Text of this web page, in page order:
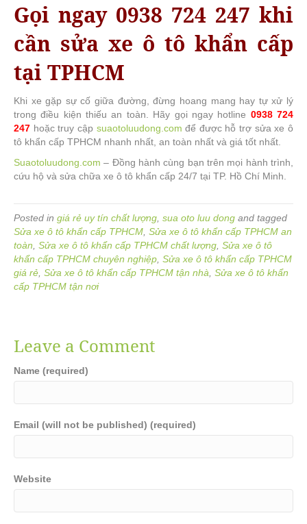
Gọi ngay 0938 724 247 khi
cần sửa xe ô tô khẩn cấp
tại TPHCM
Khi xe gặp sự cố giữa đường, đừng hoang mang hay tự xử lý
trong điều kiện thiếu an toàn. Hãy gọi ngay hotline 0938 724
247 hoặc truy cập suaotoluudong.com để được hỗ trợ sửa xe ô
tô khẩn cấp TPHCM nhanh nhất, an toàn nhất và giá tốt nhất.
Suaotoluudong.com – Đồng hành cùng bạn trên mọi hành trình,
cứu hộ và sửa chữa xe ô tô khẩn cấp 24/7 tại TP. Hồ Chí Minh.
Posted in giá rẻ uy tín chất lượng, sua oto luu dong and tagged
Sửa xe ô tô khẩn cấp TPHCM, Sửa xe ô tô khẩn cấp TPHCM an
toàn, Sửa xe ô tô khẩn cấp TPHCM chất lượng, Sửa xe ô tô
khẩn cấp TPHCM chuyên nghiệp, Sửa xe ô tô khẩn cấp TPHCM
giá rẻ, Sửa xe ô tô khẩn cấp TPHCM tận nhà, Sửa xe ô tô khẩn
cấp TPHCM tận nơi
Leave a Comment
Name (required)
Email (will not be published) (required)
Website